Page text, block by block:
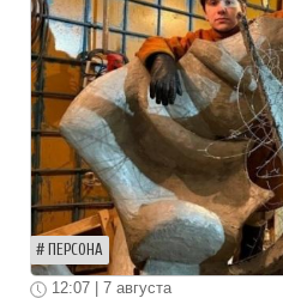
ПЕРСОНА
12:07 | 7 августа